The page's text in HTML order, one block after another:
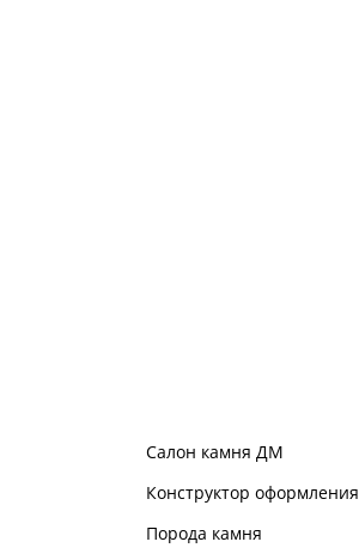
Салон камня ДМ
Конструктор оформления
Порода камня